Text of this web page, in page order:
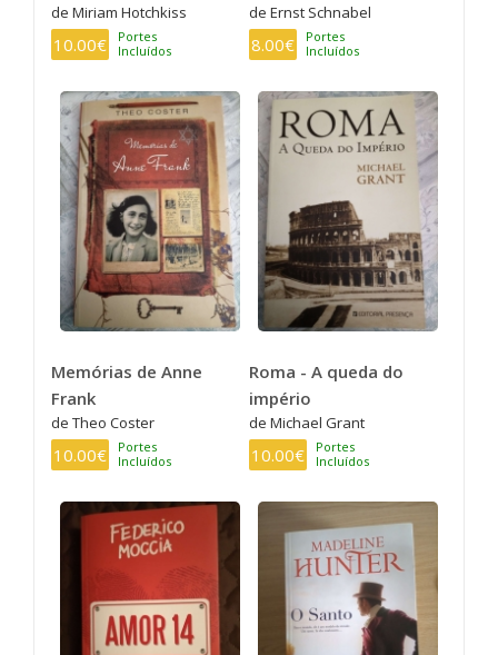
de Miriam Hotchkiss
10.00€
Portes
Incluídos
de Ernst Schnabel
8.00€
Portes
Incluídos
Memórias de Anne
Frank
de Theo Coster
10.00€
Portes
Incluídos
Roma - A queda do
império
de Michael Grant
10.00€
Portes
Incluídos